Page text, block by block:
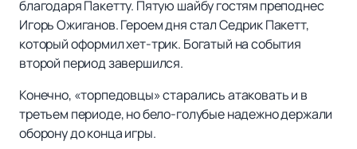
благодаря Пакетту. Пятую шайбу гостям преподнес
Игорь Ожиганов. Героем дня стал Седрик Пакетт,
который оформил хет-трик. Богатый на события
второй период завершился.
Конечно, «торпедовцы» старались атаковать и в
третьем периоде, но бело-голубые надежно держали
оборону до конца игры.